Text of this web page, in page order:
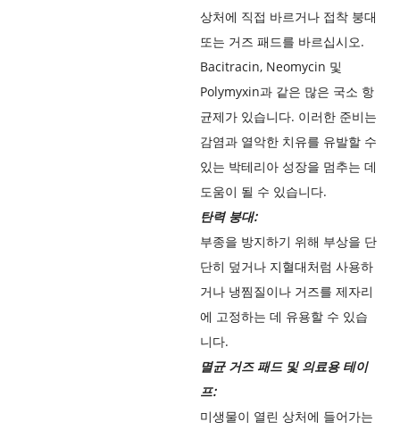
상처에 직접 바르거나 접착 붕대
또는 거즈 패드를 바르십시오.
Bacitracin, Neomycin 및
Polymyxin과 같은 많은 국소 항
균제가 있습니다. 이러한 준비는
감염과 열악한 치유를 유발할 수
있는 박테리아 성장을 멈추는 데
도움이 될 수 있습니다.
탄력 붕대:
부종을 방지하기 위해 부상을 단
단히 덮거나 지혈대처럼 사용하
거나 냉찜질이나 거즈를 제자리
에 고정하는 데 유용할 수 있습
니다.
멸균 거즈 패드 및 의료용 테이
프:
미생물이 열린 상처에 들어가는